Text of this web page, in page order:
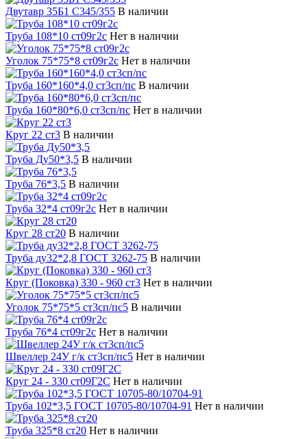
Двутавр 35Б1 С345/355 В наличии
Труба 108*10 ст09г2с Нет в наличии
Уголок 75*75*8 ст09г2с Нет в наличии
Труба 160*160*4,0 ст3сп/пс В наличии
Труба 160*80*6,0 ст3сп/пс Нет в наличии
Круг 22 ст3 В наличии
Труба Ду50*3,5 В наличии
Труба 76*3,5 В наличии
Труба 32*4 ст09г2с Нет в наличии
Круг 28 ст20 В наличии
Труба ду32*2,8 ГОСТ 3262-75 В наличии
Круг (Поковка) 330 - 960 ст3 Нет в наличии
Уголок 75*75*5 ст3сп/пс5 В наличии
Труба 76*4 ст09г2с Нет в наличии
Швеллер 24У г/к ст3сп/пс5 Нет в наличии
Круг 24 - 330 ст09Г2С Нет в наличии
Труба 102*3,5 ГОСТ 10705-80/10704-91 Нет в наличии
Труба 325*8 ст20 Нет в наличии